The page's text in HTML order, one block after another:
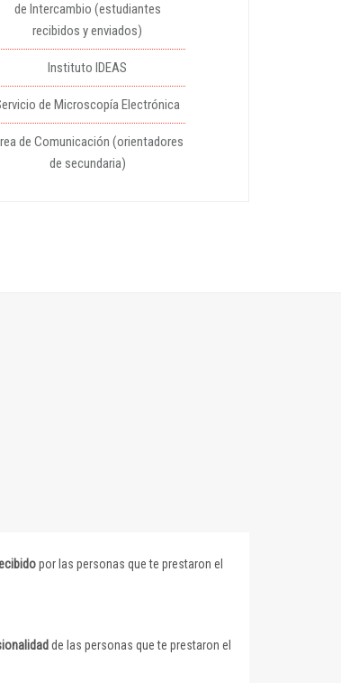
de Intercambio (estudiantes
recibidos y enviados)
Instituto IDEAS
de Microscopía Electrónica
de Comunicación (orientadores
de secundaria)
por las personas que te prestaron el
de las personas que te prestaron el